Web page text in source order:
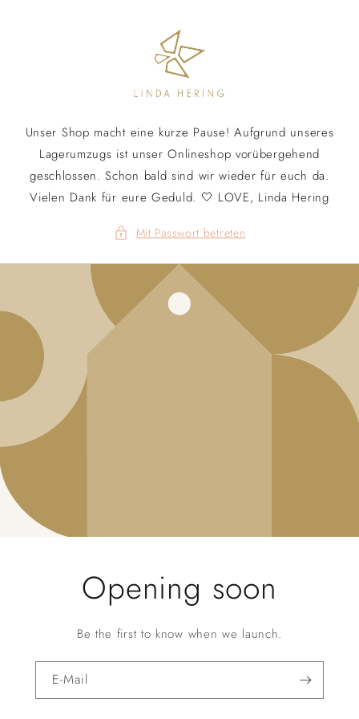
Unser Shop macht eine kurze Pause! Aufgrund unseres
Lagerumzugs ist unser Onlineshop vorübergehend
geschlossen. Schon bald sind wir wieder für euch da.
Vielen Dank für eure Geduld. 🤍 LOVE, Linda Hering
Mit Passwort betreten
Opening soon
Be the first to know when we launch.
E-Mail